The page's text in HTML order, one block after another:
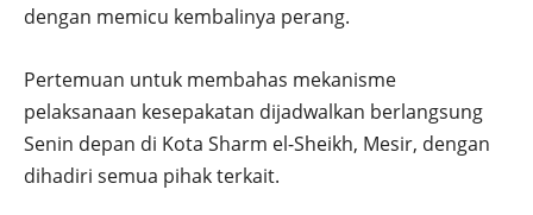
dengan memicu kembalinya perang.
Pertemuan untuk membahas mekanisme
pelaksanaan kesepakatan dijadwalkan berlangsung
Senin depan di Kota Sharm el-Sheikh, Mesir, dengan
dihadiri semua pihak terkait.